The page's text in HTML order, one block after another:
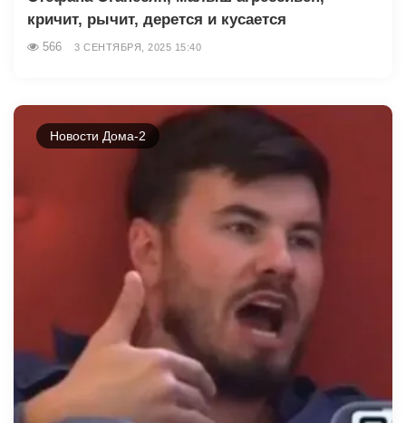
кричит, рычит, дерется и кусается
566 3 СЕНТЯБРЯ, 2025 15:40
Новости Дома-2